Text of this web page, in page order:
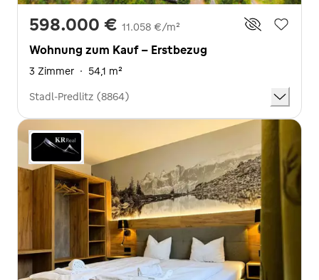
598.000 € 11.058 €/m²
Wohnung zum Kauf - Erstbezug
3 Zimmer · 54,1 m²
Stadl-Predlitz (8864)